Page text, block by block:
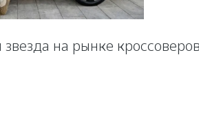
звезда на рынке